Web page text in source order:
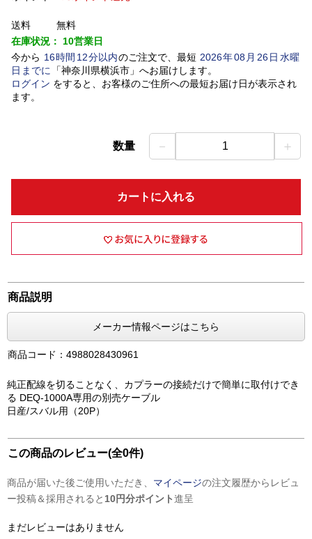
送料
無料
在庫状況： 10営業日
今から 16時間 12分以内のご注文で、最短 2026年08 月 26日水曜
日 までに 「神奈川県横浜市」 へお届けします。
ログイン をすると、お客様のご住所への最短お届け日が表示され
ます。
数量 － 1 ＋
カートに入れる
商品説明
メーカー情報ページはこちら
商品コード：4988028430961
純正配線を切ることなく、カプラーの接続だけで簡単に取付けでき
る DEQ-1000A専用の別売ケーブル
日産/スバル用（20P）
この商品のレビュー(全0件)
商品が届いた後ご使用いただき、 マイページの注文履歴からレビュ
ー投稿＆採用されると 10円分ポイント進呈
まだレビューはありません